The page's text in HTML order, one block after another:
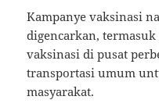
Kampanye vaksinasi
digencarkan,
vaksinasi di pusat
transportasi umum
masyarakat.